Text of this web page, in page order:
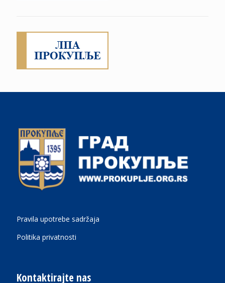
Pravila upotrebe sadržaja
Politika privatnosti
Kontaktirajte nas